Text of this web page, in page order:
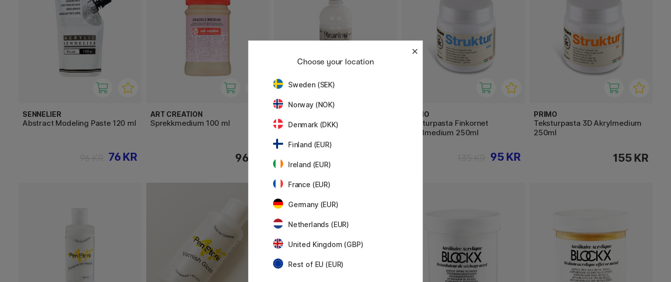
SENNELIER
Abstract Modeling Paste 120 ml
76 KR
ART CREATION
Sprekkmedium 100 ml
96 KR
Pouring Akryl-medium 500ml
PRIMO
Teksturpasta Finkornet
Akrylmedium 250ml
95 KR
PRIMO
Teksturpasta 3D Akrylmedium
250ml
155 KR
Choose your location
Sweden (SEK)
Norway (NOK)
Denmark (DKK)
Finland (EUR)
Ireland (EUR)
France (EUR)
Germany (EUR)
Netherlands (EUR)
United Kingdom (GBP)
Rest of EU (EUR)